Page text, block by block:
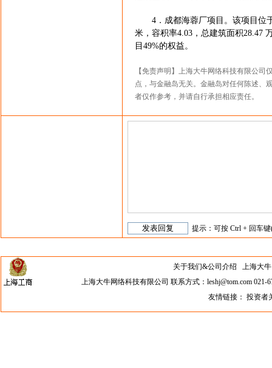
4．成都海蓉厂项目。该项目位于
米，容积率4.03，总建筑面积28.47
目49%的权益。
【免责声明】上海大牛网络科技有限公
点，与金融岛无关。金融岛对任何陈述、
者仅作参考，并请自行承担相应责任。
提示：可按 Ctrl + 回车
关于我们&公司介绍 上海大牛
上海大牛网络科技有限公司 联系方式：leshj@tom.com
友情链接：投资者